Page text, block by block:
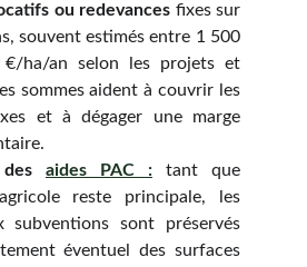
ou redevances fixes sur
souvent estimés entre 1 500
ha/an selon les projets et
sommes aident à couvrir les
et à dégager une marge
des aides PAC :tant que
agricole reste principale, les
subventions sont préservés
éventuel des surfaces